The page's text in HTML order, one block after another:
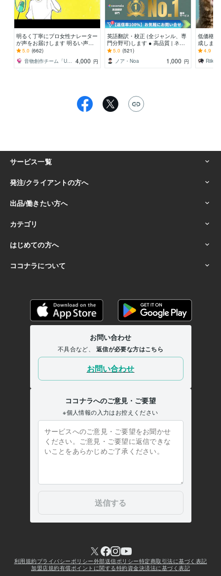
明るく丁寧にプロ女性ナレーター
が声をお届けします 明るい声を
軸に落ち着いたナレ少年ボイスや
演技まで幅広く対応！
5.0 (662)
4,000 円
英語翻訳・校正 (全ジャンル、専
門分野可)します ● 高品質 | ネイ
ティブレベルのプロが日英翻訳サ
ポート●
5.0 (521)
ノア・Noa
1,000 円
低価格
成しま
末まで
4.9
Riiko t